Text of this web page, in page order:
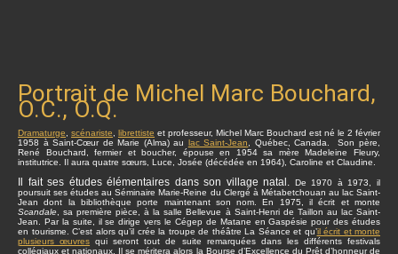
Portrait de Michel Marc Bouchard,
O.C., O.Q.
Dramaturge scénariste librettiste et professeur, Michel Marc Bouchard est né le 2 février
1958 à Saint-Cœur de Marie (Alma) au lac Saint-Jean
, Québec, Canada. Son père,
René Bouchard, fermier et boucher, épouse en 1954 sa mère Madeleine Fleury,
institutrice. Il aura quatre sœurs, Luce, Josée (décédée en 1964), Caroline et Claudine.
Il fait ses études élémentaires dans son village natal.
De 1970 à 1973, il
poursuit ses études au Séminaire Marie-Reine du Clergé à Métabetchouan au lac Saint-
Jean dont la bibliothèque porte maintenant son nom. En 1975, il écrit et monte
Scandale , sa première pièce, à la salle Bellevue à Saint-Henri de Taillon au lac Saint-
Jean. Par la suite, il se dirige vers le Cégep de Matane en Gaspésie pour des études
en tourisme. C’est alors qu’il crée la troupe de théâtre La Séance et qu’il écrit et monte
plusieurs œuvres qui seront tout de suite remarquées dans les différents festivals
collégiaux et nationaux. Il se méritera alors la Bourse d’Excellence du Prêt d’honneur de